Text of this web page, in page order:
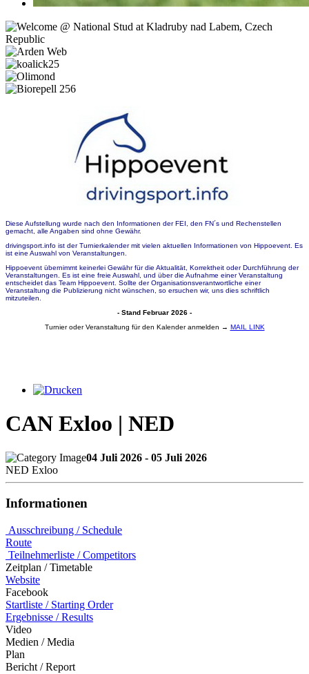
Diese Aufstellung wurde nach den Informationen der FEI, den FN´s und Rechenstellen
gemacht, alle Angaben sind ohne Gewähr.
drivingsport.info ist der Turnierkalender mit vielen aktuellen Informationen von Hippoevent. Es
ist eine Auswahl von Veranstaltungen.
Hippoevent übernimmt keinerlei Gewähr für die Aktualität, Korrektheit oder Durchführung der
Veranstaltungen. Es ist eine freie Auswahl, und über die Aufnahme einer Veranstaltung
entscheidet das Team Hippoevent. Sollte der Organisationsverantwortliche einer
Veranstaltung die Publizierung nicht wünschen, so ersuchen wir, uns dies schriftlich
mitzuteilen.
- Stand Februar 2026 -
Turnier oder Veranstaltung für den Kalender anmelden → MAIL LINK
CAN Exloo | NED
04 Juli 2026 - 05 Juli 2026
NED Exloo
Informationen
Ausschreibung / Schedule
Route
Teilnehmerliste / Competitors
Zeitplan / Timetable
Website
Facebook
Startliste / Starting Order
Ergebnisse / Results
Video
Medien / Media
Plan
Bericht / Report